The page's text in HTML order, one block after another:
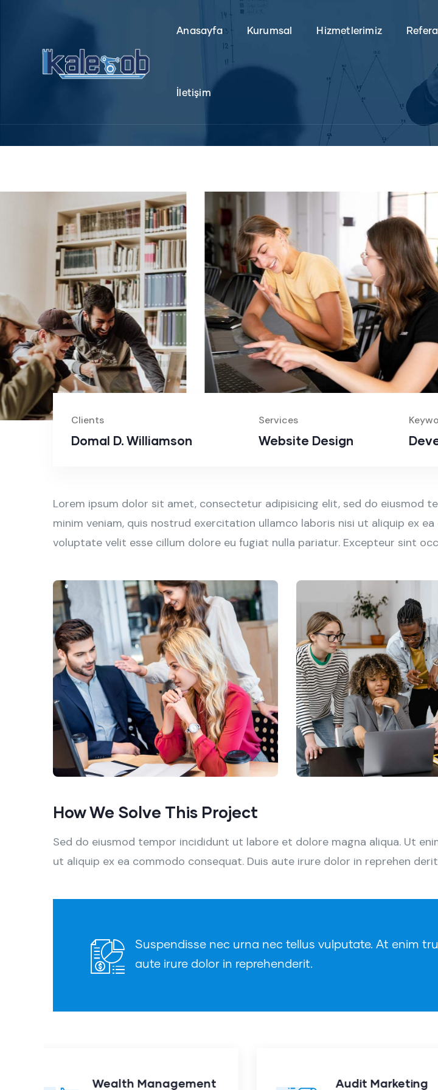
Anasayfa Kurumsal Hizmetlerimiz
İletişim
Clients
Domal D. Williamson
Services
Website Design
Lorem ipsum dolor sit amet, consectetur adipisicing elit, sed do eiusmod
minim veniam, quis nostrud exercitation ullamco laboris nisi ut aliquip ex
voluptate velit esse cillum dolore eu fugiat nulla pariatur. Excepteur sint
How We Solve This Project
Sed do eiusmod tempor incididunt ut labore et dolore magna aliqua. Ut
ut aliquip ex ea commodo consequat. Duis aute irure dolor in reprehen
Suspendisse nec urna nec tellus vulputate. At enim
aute irure dolor in reprehenderit.
Audit Marketing Finance